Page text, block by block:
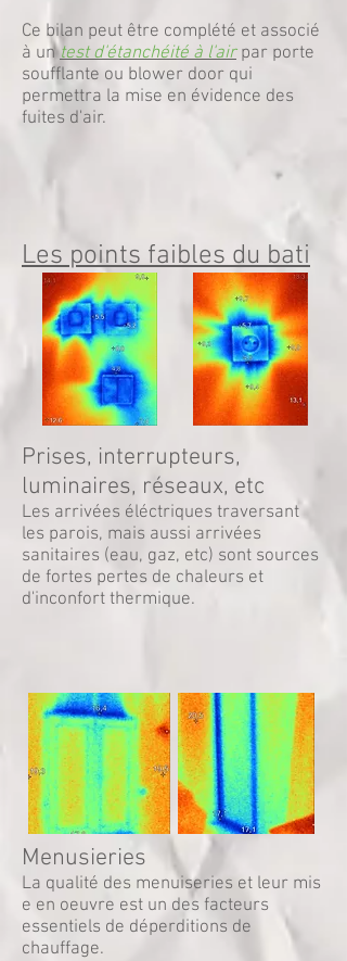
Ce bilan peut être complété et associé
à untest d'étanchéité à l'airpar porte
soufflante ou blower door qui
permettra la mise en évidence des
fuites d'air.
Les points faibles du bati
Prises, interrupteurs,
luminaires, réseaux, etc
Les arrivées éléctriques traversant
les parois, mais aussi arrivées
sanitaires (eau, gaz, etc) sont sources
de fortes pertes de chaleurs et
d'inconfort thermique.
Menusieries
La qualité des menuiseries et leur mis
e en oeuvre est un des facteurs
essentiels de déperditions de
chauffage.